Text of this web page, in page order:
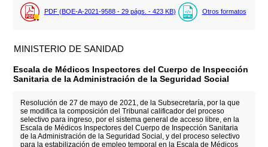
PDF (BOE-A-2021-9588 - 29 págs. - 423 KB) Otros formatos
MINISTERIO DE SANIDAD
Escala de Médicos Inspectores del Cuerpo de Inspección
Sanitaria de la Administración de la Seguridad Social
Resolución de 27 de mayo de 2021, de la Subsecretaría, por la que
se modifica la composición del Tribunal calificador del proceso
selectivo para ingreso, por el sistema general de acceso libre, en la
Escala de Médicos Inspectores del Cuerpo de Inspección Sanitaria
de la Administración de la Seguridad Social, y del proceso selectivo
para la estabilización de empleo temporal en la Escala de Médicos